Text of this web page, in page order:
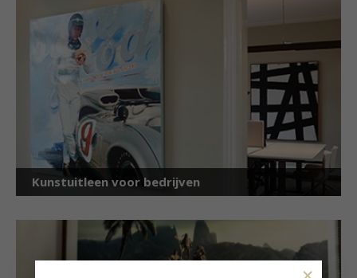
Kunstuitleen voor bedrijven